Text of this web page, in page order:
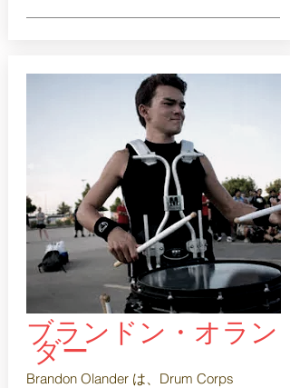
ブランドン・オラン
ダー
Brandon Olander は、Drum Corps